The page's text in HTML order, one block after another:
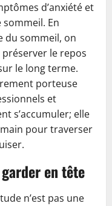
d’anxiété et
En
du sommeil, on
le repos
le long terme.
porteuse
et
s’accumuler; elle
pour traverser
en tête
n’est pas une